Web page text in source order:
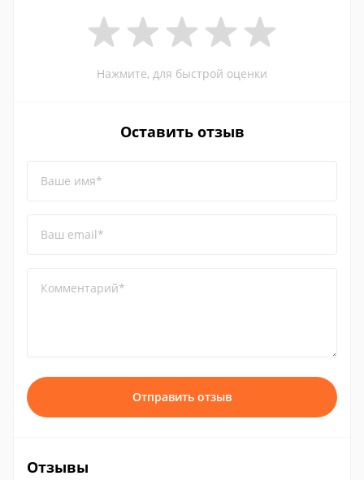
Нажмите, для быстрой оценки
Оставить отзыв
Ваше имя*
Ваш email*
Комментарий*
Отправить отзыв
Отзывы